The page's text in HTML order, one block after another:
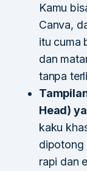
Kamu
Canva,
itu cuma
dan
tanpa
Head)
kaku
dipotong
rapi dan